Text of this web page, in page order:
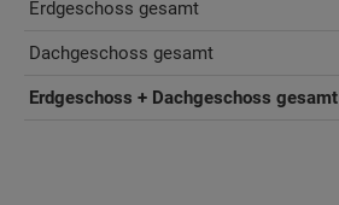
Erdgeschoss gesamt
Dachgeschoss gesamt
Erdgeschoss + Dachgeschoss gesamt